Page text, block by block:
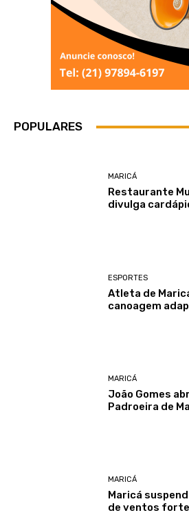
POPULARES
MARICÁ
Restaurante
divulga
ESPORTES
Atleta de
canoagem
MARICÁ
João Gomes
Padroeira de
MARICÁ
Maricá
de ventos